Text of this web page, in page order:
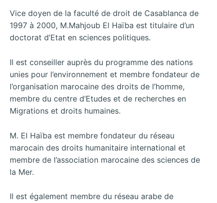
Vice doyen de la faculté de droit de Casablanca de
1997 à 2000, M.Mahjoub El Haïba est titulaire d’un
doctorat d’Etat en sciences politiques.
Il est conseiller auprès du programme des nations
unies pour l’environnement et membre fondateur de
l’organisation marocaine des droits de l’homme,
membre du centre d’Etudes et de recherches en
Migrations et droits humaines.
M. El Haïba est membre fondateur du réseau
marocain des droits humanitaire international et
membre de l’association marocaine des sciences de
la Mer.
Il est également membre du réseau arabe de